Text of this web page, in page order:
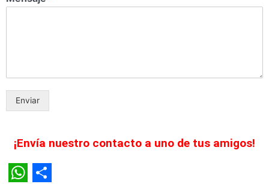
Enviar
¡Envía nuestro contacto a uno de tus amigos!